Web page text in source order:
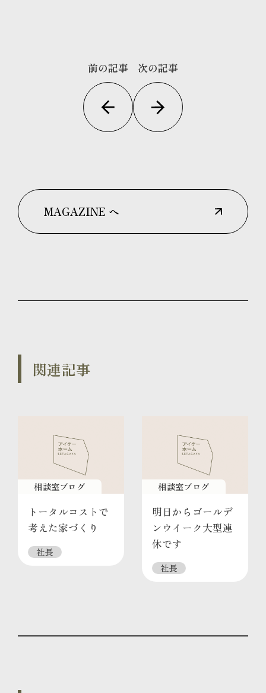
前の記事 次の記事
MAGAZINE へ
関連記事
相談室ブログ
トータルコストで
考えた家づくり
社長
相談室ブログ
明日からゴールデ
ンウイーク大型連
休です
社長